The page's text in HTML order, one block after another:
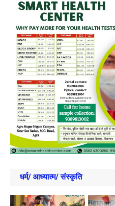
धर्म/ आध्‍यात्‍म/ संस्‍कृति